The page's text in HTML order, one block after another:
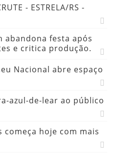
- ESTRELA/RS -
abandona festa após
e critica produção.
Nacional abre espaço
azul-de-lear ao público
começa hoje com mais